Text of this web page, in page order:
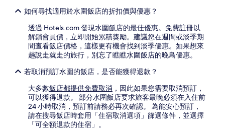
如何尋找適用於水圍飯店的折扣價與優惠？
透過 Hotels.com 發現水圍飯店的最佳優惠。 免費註冊以
解鎖會員價，立即開始累積獎勵。建議您在週間或淡季期
間查看飯店價格，這樣更有機會找到淡季優惠。如果想來
趟說走就走的旅行，別忘了瞧瞧水圍飯店的晚鳥優惠。
若取消預訂水圍的飯店，是否能獲得退款？
大多數飯店都提供免費取消 ，因此如果您需要取消預訂，
可以獲得退款。 部分水圍飯店要求旅客最晚必須在入住前
24 小時取消，預訂前請務必再次確認。 為能安心預訂，
請在搜尋飯店時套用「住宿取消選項」篩選條件，並選擇
「可全額退款的住宿」。